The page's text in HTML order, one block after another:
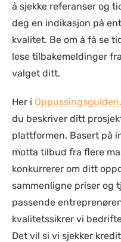
å sjekke referanser og
deg en indikasjon på
kvalitet. Be om å få se
lese tilbakemeldinger
valget ditt.
Her i
du beskriver ditt
plattformen. Basert på
motta tilbud fra flere
konkurrerer om ditt
sammenligne priser og
passende
kvalitetssikrer vi
Det vil si vi sjekker